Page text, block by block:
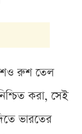
রুশ তেল
করা, সেই
ভারতের